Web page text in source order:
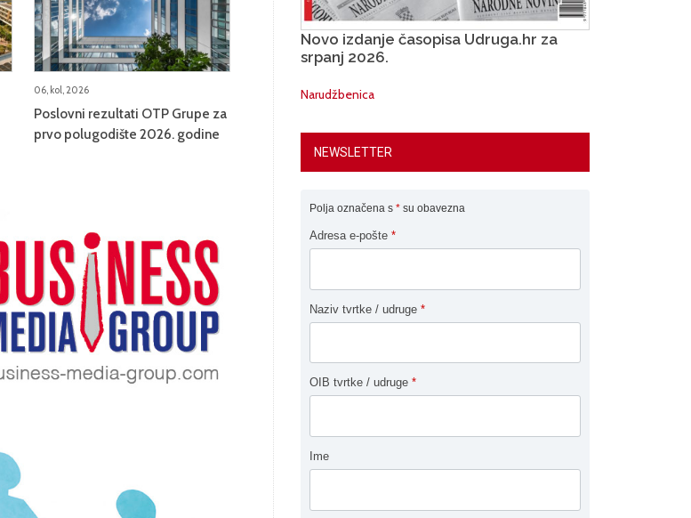
06, kol, 2026
Poslovni rezultati OTP Grupe za
prvo polugodište 2026. godine
Novo izdanje časopisa Udruga.hr za
srpanj 2026.
Narudžbenica
NEWSLETTER
Polja označena s * su obavezna
Adresa e-pošte *
Naziv tvrtke / udruge *
OIB tvrtke / udruge *
Ime